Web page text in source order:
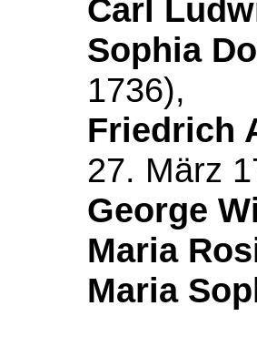
Carl
Sophia
1736),
Friedrich
27. März
George
Maria
Maria